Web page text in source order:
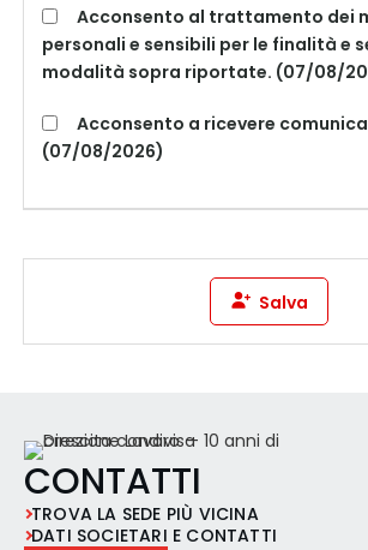
Acconsento al trattamento dei
personali e sensibili per le finalità e
modalità sopra riportate. (07/08/
Acconsento a ricevere
(07/08/2026)
Salva
CONTATTI
TROVA LA SEDE PIÙ VICINA
DATI SOCIETARI E CONTATTI